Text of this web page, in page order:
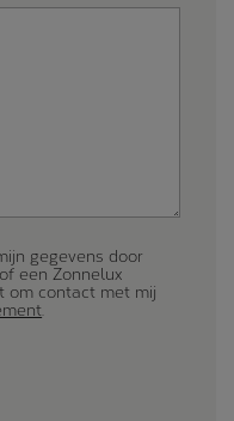
gegevens door
een Zonnelux
om contact met mij
.